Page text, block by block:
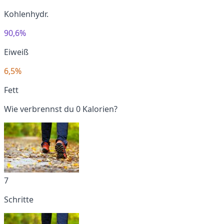
Kohlenhydr.
90,6%
Eiweiß
6,5%
Fett
Wie verbrennst du 0 Kalorien?
7
Schritte